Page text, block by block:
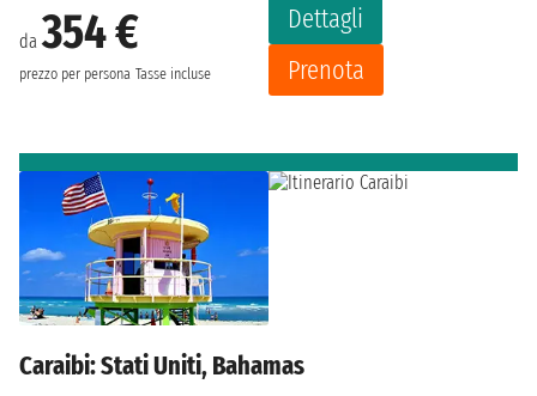
da354 €
prezzo per persona Tasse incluse
Dettagli
Prenota
Caraibi: Stati Uniti, Bahamas